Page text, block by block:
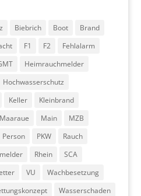
Biebrich Boot
Brand
F1 F2
Fehlalarm
Heimrauchmelder
Hochwasserschutz
Keller
Kleinbrand
Maaraue Main
MZB
Person PKW
Rauch
Rhein
SCA
VU
Wachbesetzung
Wasserschaden